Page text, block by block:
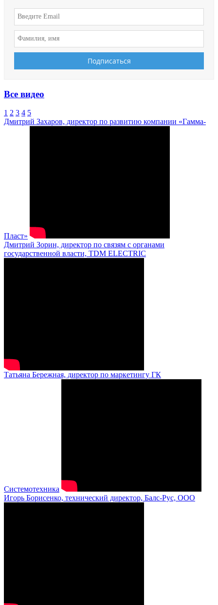
Все видео
1 2 3 4 5
Дмитрий Захаров, директор по развитию компании «Гамма-
Пласт»
Дмитрий Зорин, директор по связям с органами
государственной власти, TDM ELECTRIC
Татьяна Бережная, директор по маркетингу ГК
Системотехника
Игорь Борисенко, технический директор, Балс-Рус, ООО